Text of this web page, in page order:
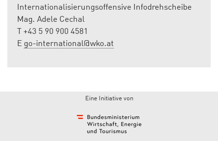
Internationalisierungsoffensive Infodrehscheibe
Mag. Adele Cechal
T +43 5 90 900 4581
E go-international@wko.​at
Eine Initiative von